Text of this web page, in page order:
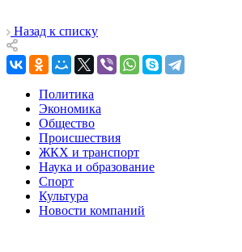
Назад к списку
Политика
Экономика
Общество
Происшествия
ЖКХ и транспорт
Наука и образование
Спорт
Культура
Новости компаний